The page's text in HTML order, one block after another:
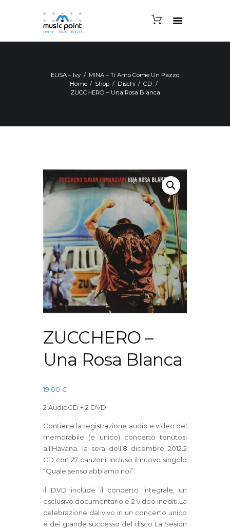
ELISA – Ivy
MINA – Ti Amo Come Un Pazzo
Home
Shop Dischi
CD
ZUCCHERO – Una Rosa Blanca
ZUCCHERO –
Una Rosa Blanca
19,00 €
2 AudioCD + 2 DVD
Contiene la registrazione audio e video del
memorabile (e unico) concerto tenutosi
all’Havana, la sera dell’8 dicembre 2012.2
CD con 27 canzoni, incluso il nuovo singolo
“Quale senso abbiamo noi”.
Il DVD include il concerto integrale, un
esclusivo documentario e 2 video inediti.La
celebrazione dal vivo in un concerto unico
e del grande successo del disco La Sesión